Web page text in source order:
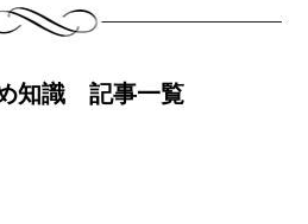
知識 記事一覧